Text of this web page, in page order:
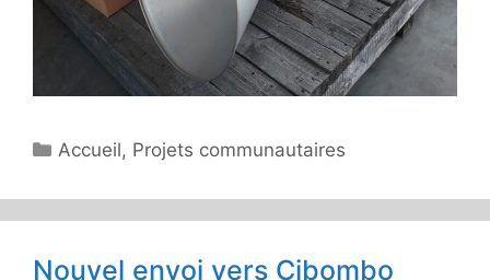
Catégories
Accueil, Projets communautaires
Nouvel envoi vers Cibombo